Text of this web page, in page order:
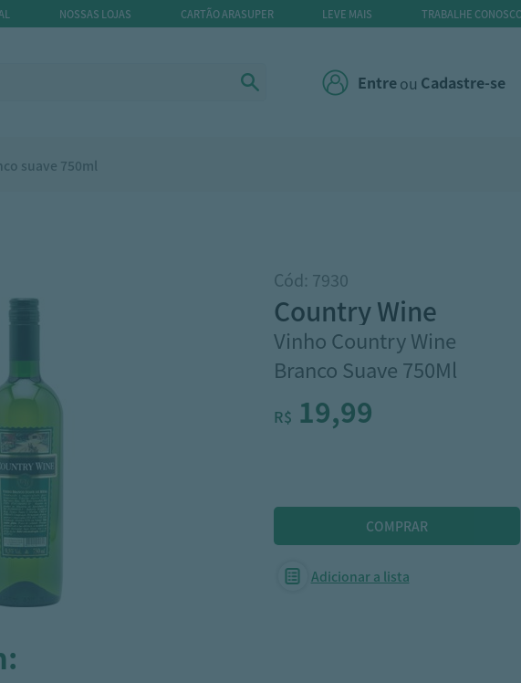
NOSSAS LOJAS CARTÃO ARASUPER LEVE MAIS TRABALHE
Entreou Cadastre-se
suave 750ml
Cód: 7930
country wine
Vinho Country Wine
Branco Suave 750Ml
R$ 19,99
Adicionar a lista